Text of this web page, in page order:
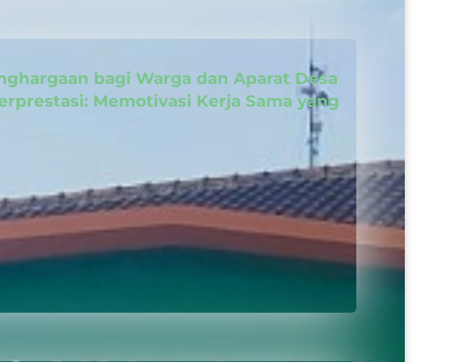
bagi Warga dan Aparat Desa
Memotivasi Kerja Sama yang